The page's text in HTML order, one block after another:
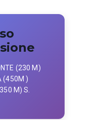
(230 M)
(450M )
M) S.